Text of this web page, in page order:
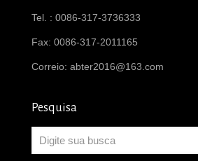
Tel. : 0086-317-3736333
Fax: 0086-317-2011165
Correio: abter2016@163.com
Pesquisa